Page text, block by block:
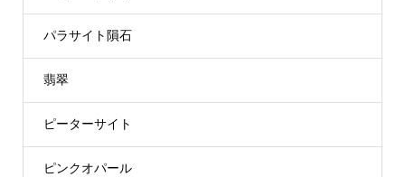
パラサイト隕石
翡翠
ピーターサイト
ピンクオパール